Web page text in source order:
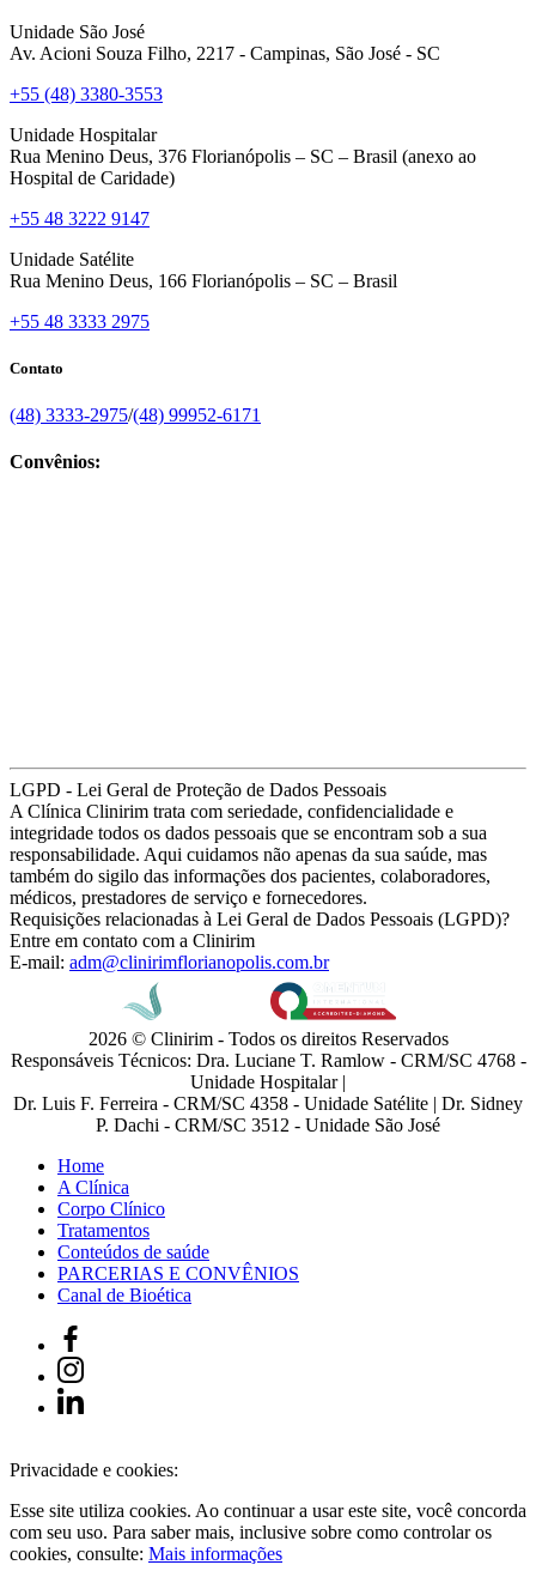
Unidade São José
Av. Acioni Souza Filho, 2217 - Campinas, São José - SC
+55 (48) 3380-3553
Unidade Hospitalar
Rua Menino Deus, 376 Florianópolis – SC – Brasil (anexo ao
Hospital de Caridade)
+55 48 3222 9147
Unidade Satélite
Rua Menino Deus, 166 Florianópolis – SC – Brasil
+55 48 3333 2975
Contato
(48) 3333-2975/(48) 99952-6171
Convênios:
LGPD - Lei Geral de Proteção de Dados Pessoais
A Clínica Clinirim trata com seriedade, confidencialidade e
integridade todos os dados pessoais que se encontram sob a sua
responsabilidade. Aqui cuidamos não apenas da sua saúde, mas
também do sigilo das informações dos pacientes, colaboradores,
médicos, prestadores de serviço e fornecedores.
Requisições relacionadas à Lei Geral de Dados Pessoais (LGPD)?
Entre em contato com a Clinirim
E-mail: adm@clinirimflorianopolis.com.br
2026 © Clinirim - Todos os direitos Reservados
Responsáveis Técnicos: Dra. Luciane T. Ramlow - CRM/SC 4768 -
Unidade Hospitalar |
Dr. Luis F. Ferreira - CRM/SC 4358 - Unidade Satélite | Dr. Sidney
P. Dachi - CRM/SC 3512 - Unidade São José
Home
A Clínica
Corpo Clínico
Tratamentos
Conteúdos de saúde
PARCERIAS E CONVÊNIOS
Canal de Bioética
Privacidade e cookies:
Esse site utiliza cookies. Ao continuar a usar este site, você concorda
com seu uso. Para saber mais, inclusive sobre como controlar os
cookies, consulte: Mais informações